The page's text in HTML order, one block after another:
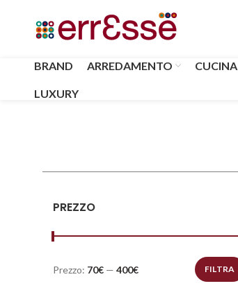
BRAND ARREDAMENTO CUCINA
LUXURY
PREZZO
FILTRA
Prezzo: 70€ — 400€